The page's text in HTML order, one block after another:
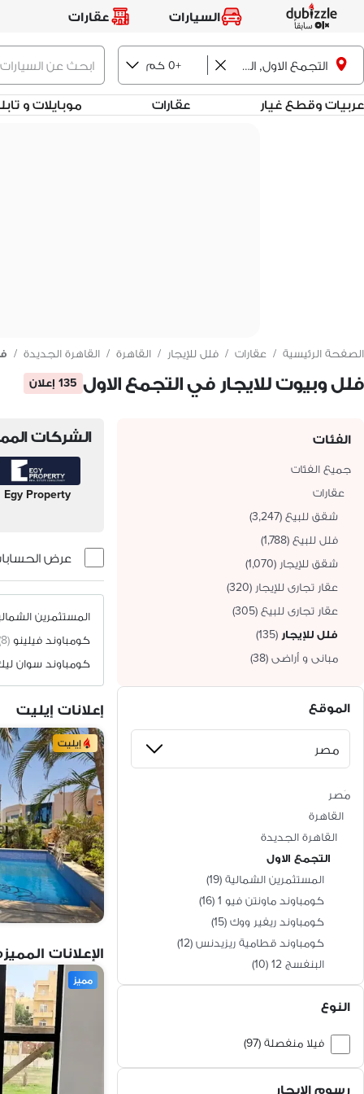
السيارات عقارات
التجمع الاول, القاهرة الجديدة +0 كم
عربيات وقطع غيار عقارات موبايلات و
الصفحة الرئيسية / عقارات / فلل للإيجار / القاهرة / القاهرة الجديدة /
فلل وبيوت للايجار في التجمع الاول 135 إعلان
الفئات
جميع الفئات
عقارات
شقق للبيع (
3,247
)
فلل للبيع (
1,788
)
شقق للإيجار (
1,070
)
عقار تجارى للإيجار (
320
)
عقار تجارى للبيع (
305
)
فلل للإيجار (
135
)
مبانى و أراضى (
38
)
الموقع
مَصر
القاهرة
القاهرة الجديدة
التجمع الاول
المستثمرين الشمالية (
19
)
كومباوند ماونتن فيو 1
(
16
)
كومباوند ريفير ووك (
15
)
كومباوند قطامية ريزيدنس (
12
)
البنفسج 12
(
10
)
كومباوند فيلينو (
8
)
ديار بارك
كومباوند ميراج سيتي
كومباوند رويال مكسيم (
3
)
كومباوند سوان ليك قطامية
النوع
فيلا منفصلة (97)
توين هاوس (24)
رسوم الايجار
الشركات
Egy Property
عرض
المستثمرين
كومباوند فيلينو (8)
إعلانات إيليت
إيليت
الإعلانات
مميز